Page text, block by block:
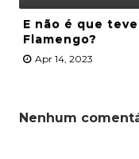
E não é que
Flamengo?
Apr 14, 2023
Nenhum